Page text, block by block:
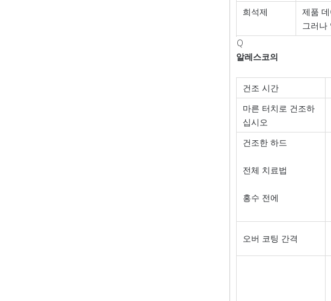
희석제
제품
그러나
Q
알레스코의
건조 시간
마른 터치로 건조하
십시오
건조한 하드
전체 치료법
홍수 전에
오버 코팅 간격